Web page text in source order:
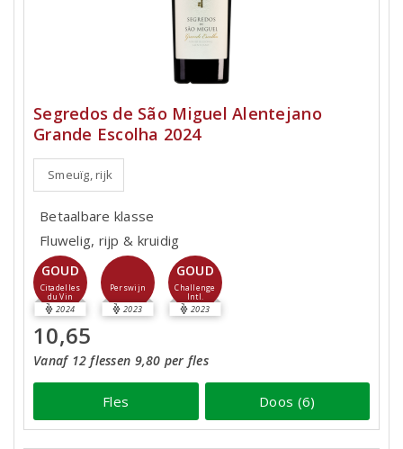
Segredos de São Miguel Alentejano
Grande Escolha 2024
Smeuïg, rijk
Betaalbare klasse
Fluwelig, rijp & kruidig
GOUD
Citadelles
du Vin
2024
Perswijn
2023
GOUD
Challenge
Intl.
2023
10,65
Vanaf 12 flessen 9,80 per fles
Fles Doos (6)